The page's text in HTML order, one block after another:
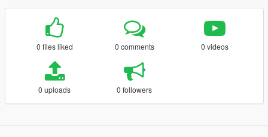
0 files liked 0 comments 0 videos
0 uploads 0 followers